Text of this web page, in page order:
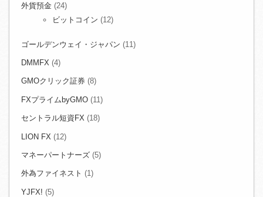
外貨預金 (24)
ビットコイン (12)
ゴールデンウェイ・ジャパン (11)
DMMFX (4)
GMOクリック証券 (8)
FXプライムbyGMO (11)
セントラル短資FX (18)
LION FX (12)
マネーパートナーズ (5)
外為ファイネスト (1)
YJFX! (5)